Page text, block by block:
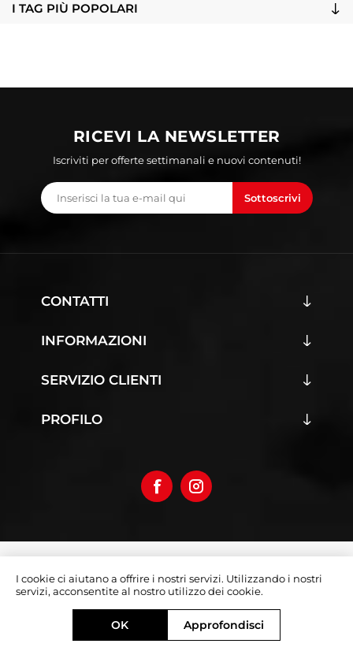
I TAG PIÙ POPOLARI
RICEVI LA NEWSLETTER
Iscriviti per offerte settimanali e nuovi contenuti!
Sottoscrivi
CONTATTI
INFORMAZIONI
SERVIZIO CLIENTI
PROFILO
Partita Iva 03019070642
Designed bye-direct.it
Powered by
nopCommerce
I cookie ci aiutano a offrire i nostri servizi. Utilizzando i nostri
servizi, acconsentite al nostro utilizzo dei cookie.
OK Approfondisci